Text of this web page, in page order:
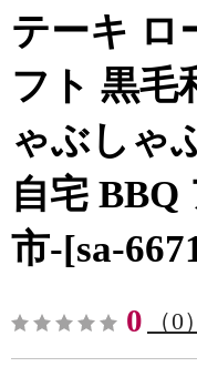
テーキ ロ
フト 黒毛
ゃぶしゃ
自宅 BBQ
市-[sa-
0 （0）